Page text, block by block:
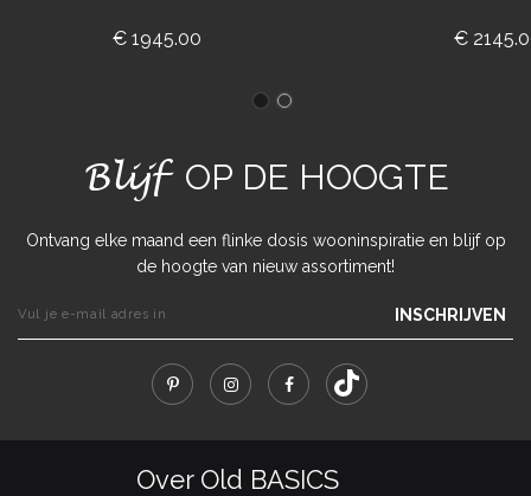
€ 1945.00 €
Blijf OP DE HOOGTE
Ontvang elke maand een flinke dosis wooninspiratie en blijf op
de hoogte van nieuw assortiment!
INSCHRIJVEN
Over Old BASICS